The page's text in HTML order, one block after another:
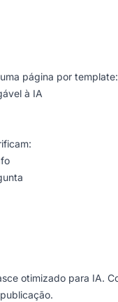
página por template:
à IA
otimizado para IA.